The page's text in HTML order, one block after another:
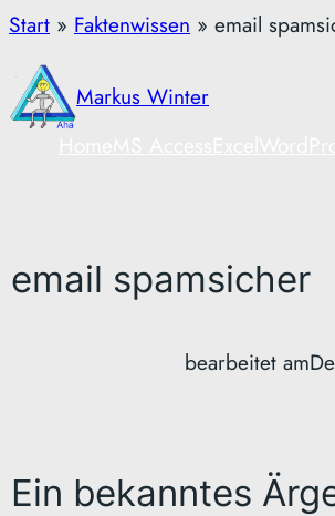
Zum
springen
Start » Faktenwissen » email
Markus Winter
email spamsicher
bearbeitet am
Ein bekanntes